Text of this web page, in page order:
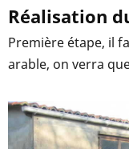
Réalisation
Première étape, il
arable, on verra